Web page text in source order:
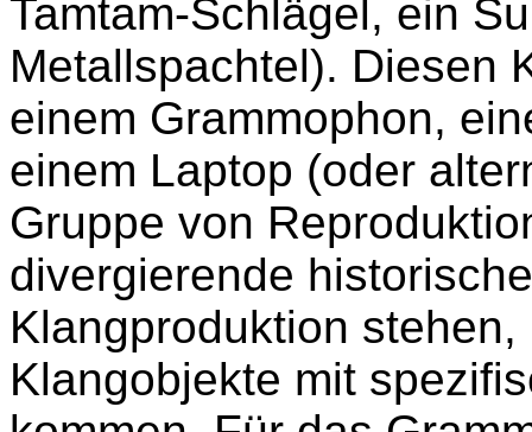
Tamtam-Schlägel, ein
Metallspachtel). Diesen
einem Grammophon,
einem Laptop (oder
Gruppe von
divergierende
Klangproduktion
Klangobjekte mit